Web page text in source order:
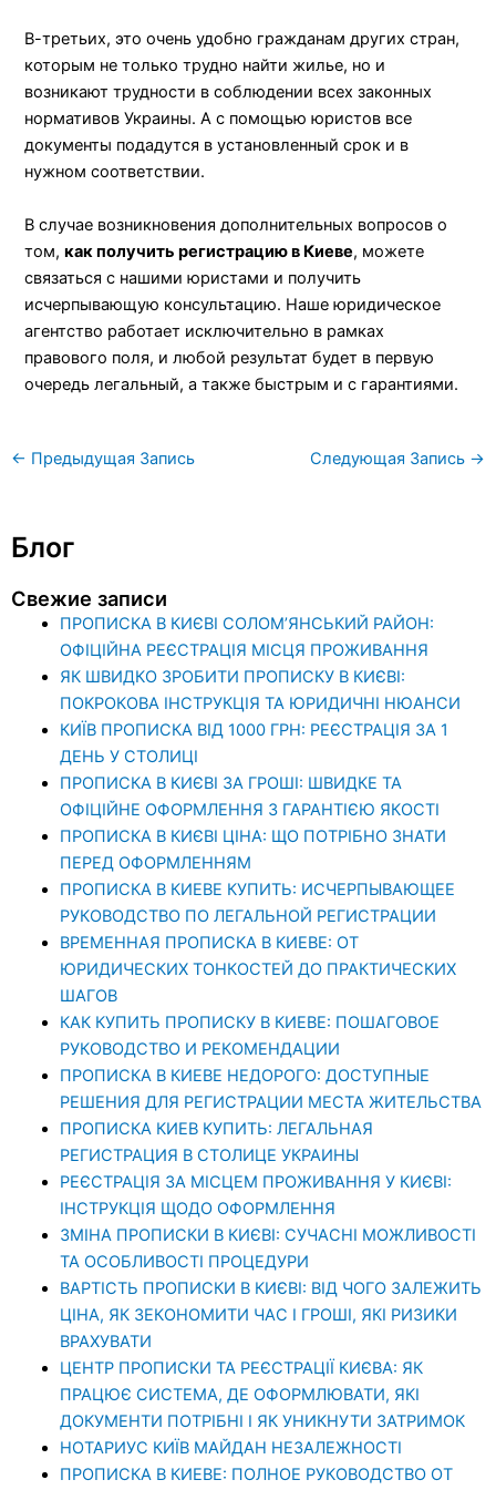
В-третьих, это очень удобно гражданам других стран,
которым не только трудно найти жилье, но и
возникают трудности в соблюдении всех законных
нормативов Украины. А с помощью юристов все
документы подадутся в установленный срок и в
нужном соответствии.
В случае возникновения дополнительных вопросов о
том,как получить регистрацию в Киеве, можете
связаться с нашими юристами и получить
исчерпывающую консультацию. Наше юридическое
агентство работает исключительно в рамках
правового поля, и любой результат будет в первую
очередь легальный, а также быстрым и с гарантиями.
← Предыдущая Запись Следующая Запись →
Блог
Свежие записи
ПРОПИСКА В КИЄВІ СОЛОМ’ЯНСЬКИЙ РАЙОН:
ОФІЦІЙНА РЕЄСТРАЦІЯ МІСЦЯ ПРОЖИВАННЯ
ЯК ШВИДКО ЗРОБИТИ ПРОПИСКУ В КИЄВІ:
ПОКРОКОВА ІНСТРУКЦІЯ ТА ЮРИДИЧНІ НЮАНСИ
КИЇВ ПРОПИСКА ВІД 1000 ГРН: РЕЄСТРАЦІЯ ЗА 1
ДЕНЬ У СТОЛИЦІ
ПРОПИСКА В КИЄВІ ЗА ГРОШІ: ШВИДКЕ ТА
ОФІЦІЙНЕ ОФОРМЛЕННЯ З ГАРАНТІЄЮ ЯКОСТІ
ПРОПИСКА В КИЄВІ ЦІНА: ЩО ПОТРІБНО ЗНАТИ
ПЕРЕД ОФОРМЛЕННЯМ
ПРОПИСКА В КИЕВЕ КУПИТЬ: ИСЧЕРПЫВАЮЩЕЕ
РУКОВОДСТВО ПО ЛЕГАЛЬНОЙ РЕГИСТРАЦИИ
ВРЕМЕННАЯ ПРОПИСКА В КИЕВЕ: ОТ
ЮРИДИЧЕСКИХ ТОНКОСТЕЙ ДО ПРАКТИЧЕСКИХ
ШАГОВ
КАК КУПИТЬ ПРОПИСКУ В КИЕВЕ: ПОШАГОВОЕ
РУКОВОДСТВО И РЕКОМЕНДАЦИИ
ПРОПИСКА В КИЕВЕ НЕДОРОГО: ДОСТУПНЫЕ
РЕШЕНИЯ ДЛЯ РЕГИСТРАЦИИ МЕСТА ЖИТЕЛЬСТВА
ПРОПИСКА КИЕВ КУПИТЬ: ЛЕГАЛЬНАЯ
РЕГИСТРАЦИЯ В СТОЛИЦЕ УКРАИНЫ
РЕЄСТРАЦІЯ ЗА МІСЦЕМ ПРОЖИВАННЯ У КИЄВІ:
ІНСТРУКЦІЯ ЩОДО ОФОРМЛЕННЯ
ЗМІНА ПРОПИСКИ В КИЄВІ: СУЧАСНІ МОЖЛИВОСТІ
ТА ОСОБЛИВОСТІ ПРОЦЕДУРИ
ВАРТІСТЬ ПРОПИСКИ В КИЄВІ: ВІД ЧОГО ЗАЛЕЖИТЬ
ЦІНА, ЯК ЗЕКОНОМИТИ ЧАС І ГРОШІ, ЯКІ РИЗИКИ
ВРАХУВАТИ
ЦЕНТР ПРОПИСКИ ТА РЕЄСТРАЦІЇ КИЄВА: ЯК
ПРАЦЮЄ СИСТЕМА, ДЕ ОФОРМЛЮВАТИ, ЯКІ
ДОКУМЕНТИ ПОТРІБНІ І ЯК УНИКНУТИ ЗАТРИМОК
НОТАРИУС КИЇВ МАЙДАН НЕЗАЛЕЖНОСТІ
ПРОПИСКА В КИЕВЕ: ПОЛНОЕ РУКОВОДСТВО ОТ